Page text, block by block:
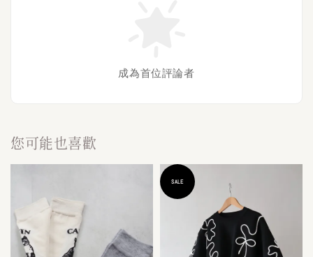
成為首位評論者
您可能也喜歡
SALE